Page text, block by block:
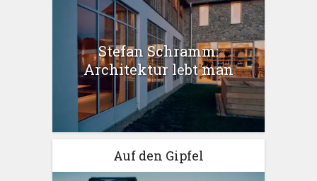
Stefan Schramm:
Architektur lebt man
Auf den Gipfel